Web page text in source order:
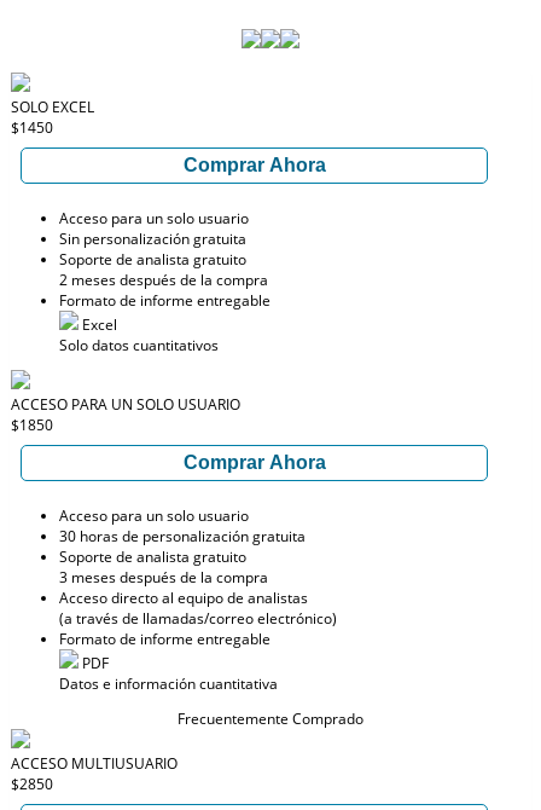
SOLO EXCEL
$1450
Comprar Ahora
Acceso para un solo usuario
Sin personalización gratuita
Soporte de analista gratuito
2 meses después de la compra
Formato de informe entregable
Excel
Solo datos cuantitativos
ACCESO PARA UN SOLO USUARIO
$1850
Comprar Ahora
Acceso para un solo usuario
30 horas de personalización gratuita
Soporte de analista gratuito
3 meses después de la compra
Acceso directo al equipo de analistas
(a través de llamadas/correo electrónico)
Formato de informe entregable
PDF
Datos e información cuantitativa
Frecuentemente Comprado
ACCESO MULTIUSUARIO
$2850